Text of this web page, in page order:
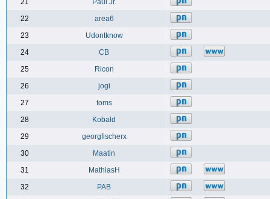
21
Paul Jr.
22
area6
23
Udontknow
24
CB
25
Ricon
26
jogi
27
toms
28
Kobald
29
georgfischerx
30
Maatin
31
MathiasH
32
PAB